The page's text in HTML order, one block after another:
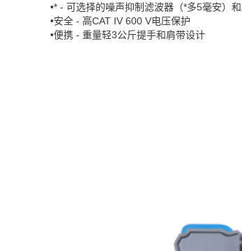
•* - 可选择的噪声抑制滤波器（*多5毫安）
•安全 - 高CAT IV 600 V电压保护
•便携 - 重量轻3公斤提手和肩带设计